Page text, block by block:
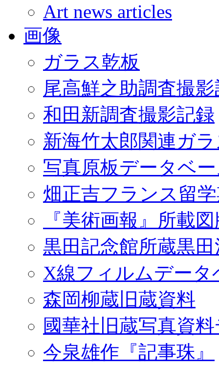
Art news articles
画像
ガラス乾板
尾高鮮之助調査撮
和田新調査撮影記録
新海竹太郎関連ガ
写真原板データベ
畑正吉フランス留
『美術画報』所載
黒田記念館所蔵黒
X線フィルムデータ
森岡柳蔵旧蔵資料
國華社旧蔵写真資
今泉雄作『記事珠』